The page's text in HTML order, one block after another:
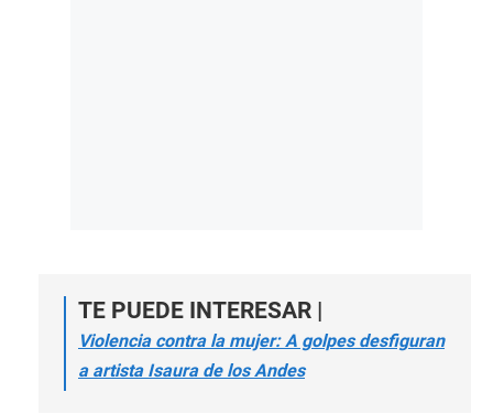
TE PUEDE INTERESAR |
Violencia contra la mujer: A golpes desfiguran
a artista Isaura de los Andes